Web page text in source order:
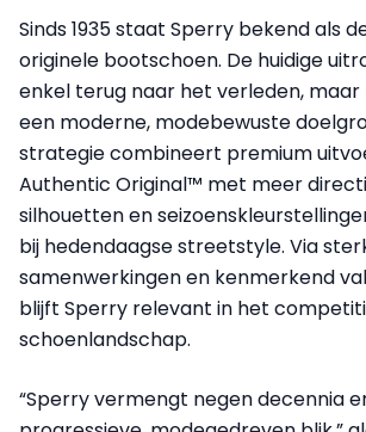
Sinds 1935 staat Sperry bekend als
originele bootschoen. De huidige
enkel terug naar het verleden,
een moderne, modebewuste
strategie combineert premium
Authentic Original™ met meer
silhouetten en
bij hedendaagse streetstyle. Via
samenwerkingen en kenmerkend
blijft Sperry relevant in het
schoenlandschap.
“Sperry vermengt negen decennia